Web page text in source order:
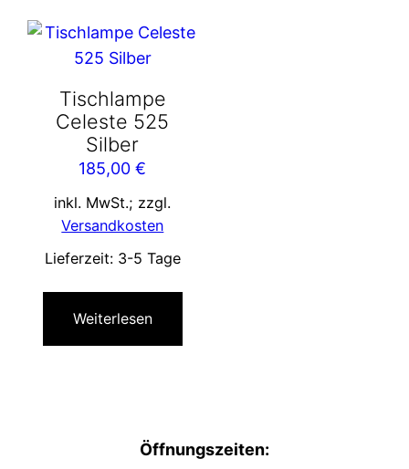
Tischlampe
Celeste 525
Silber
185,00€
inkl. MwSt.; zzgl.
Versandkosten
Lieferzeit: 3-5 Tage
Weiterlesen
Öffnungszeiten: